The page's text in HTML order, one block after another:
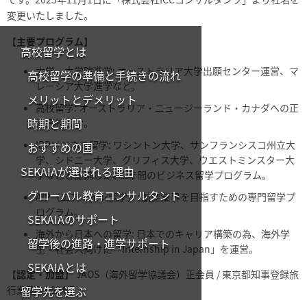
高校留学とは
高校留学の準備と手続きの流れ
メリットとデメリット
時期と期間
おすすめの国
SEKAIAが選ばれる理由
グローバル教育コンサルタント
SEKAIAのサポート
留学後の進路・進学サポート
SEKAIAとは
留学先を選ぶ
変更いたしました。
【主要プログラム】
大学・大学院進学: オーストラリア大学出願センター運営、マ
レーシア大学進学など。
高校留学: オーストラリア・ニュージーランド・カナダへの正
規高校留学。
IBPビジネス留学: ワシントン大学、サンフランシスコ州立大
学、シドニー大学、グリフィス大学、ウエストミンスター大
学などと提携した、1年間のビジネス留学プログラム。
AIP（エアライン留学）: 航空業界を目指すための専門留学プ
ログラム。
海外から日本への留学: 日本でのキャリア構築の為、海外学
生・社会人向けに「Internship in Japan」を運営。
【認定・加盟】JAOS（海外留学協議会）正会員 / 東京都知事登録旅
行業第2-8694号